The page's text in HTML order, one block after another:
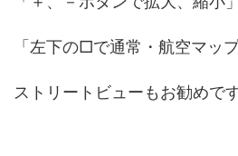
「左下の□で通常・航空マッ
ストリートビューもお勧めで